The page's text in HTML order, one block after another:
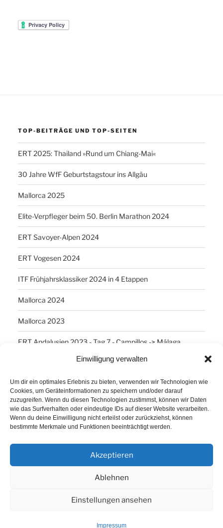
Einwilligung verwalten
Um dir ein optimales Erlebnis zu bieten, verwenden wir Technologien wie
Cookies, um Geräteinformationen zu speichern und/oder darauf
zuzugreifen. Wenn du diesen Technologien zustimmst, können wir Daten
wie das Surfverhalten oder eindeutige IDs auf dieser Website verarbeiten.
Wenn du deine Einwilligung nicht erteilst oder zurückziehst, können
bestimmte Merkmale und Funktionen beeinträchtigt werden.
Akzeptieren
Ablehnen
Einstellungen ansehen
Impressum
TOP-BEITRÄGE UND TOP-SEITEN
ERT 2025: Thailand »Rund um Chiang-Mai«
30 Jahre WfF Geburtstagstour ins Allgäu
Mallorca 2025
Elite-Verpfleger beim 50. Berlin Marathon 2024
ERT Savoyer-Alpen 2024
ERT Vogesen 2024
ITF Frühjahrsklassiker 2024 in 4 Etappen
Mallorca 2024
Mallorca 2023
ERT Andalusien 2023 - Tag 7 - Campillos -> Málaga
Arber Daum Ergo 8i ErgoPlanet Frühsport
Havanna Kuba Laufen Los Angeles